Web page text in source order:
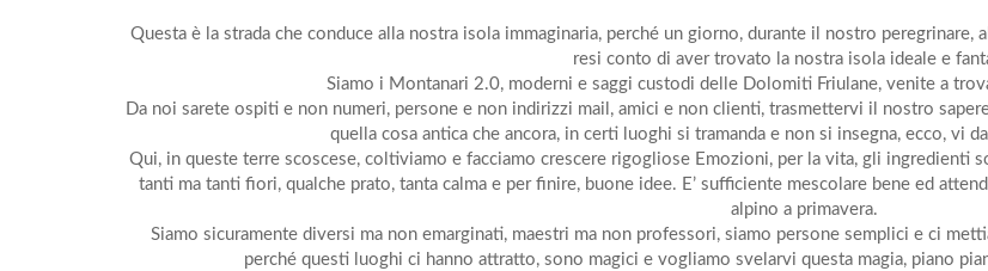
Questa è la strada che conduce alla nostra isola immaginaria, perché un giorno, durante il nostro
resi conto di aver trovato la nostra isola ideale e
Siamo i Montanari 2.0, moderni e saggi custodi delle Dolomiti Friulane, venite a
Da noi sarete ospiti e non numeri, persone e non indirizzi mail, amici e non clienti, trasmettervi il nostro
quella cosa antica che ancora, in certi luoghi si tramanda e non si insegna, ecco, vi
Qui, in queste terre scoscese, coltiviamo e facciamo crescere rigogliose Emozioni, per la vita, gli ingredienti
tanti ma tanti fiori, qualche prato, tanta calma e per finire, buone idee. E’ sufficiente mescolare bene ed
alpino a primavera.
Siamo sicuramente diversi ma non emarginati, maestri ma non professori, siamo persone semplici e ci
perché questi luoghi ci hanno attratto, sono magici e vogliamo svelarvi questa magia, piano